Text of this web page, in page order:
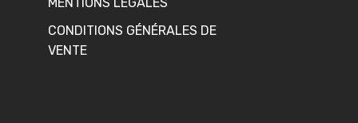
CONDITIONS GÉNÉRALES DE
VENTE